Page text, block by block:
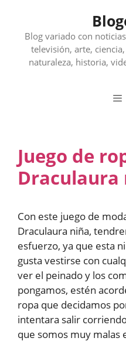
contenidoBlog variado con
televisión, arte,
naturaleza, historia,
Juego de
Draculaura
Con este juego de
Draculaura niña,
esfuerzo, ya que esta
gusta vestirse con
ver el peinado y los
pongamos, estén
ropa que decidamos
intentara salir
que somos muy malas